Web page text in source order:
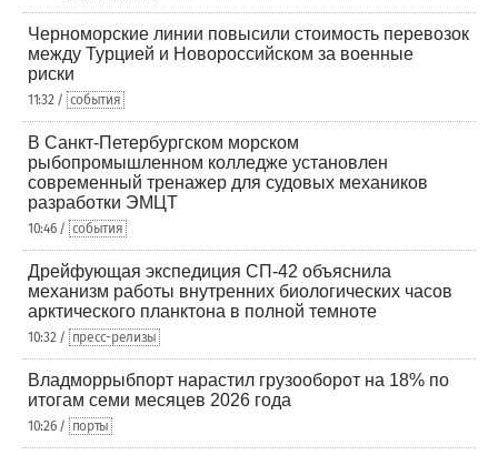
Черноморские линии повысили стоимость перевозок
между Турцией и Новороссийском за военные
риски
11:32 / события
В Санкт-Петербургском морском
рыбопромышленном колледже установлен
современный тренажер для судовых механиков
разработки ЭМЦТ
10:46 / события
Дрейфующая экспедиция СП-42 объяснила
механизм работы внутренних биологических часов
арктического планктона в полной темноте
10:32 / пресс-релизы
Владморрыбпорт нарастил грузооборот на 18% по
итогам семи месяцев 2026 года
10:26 / порты